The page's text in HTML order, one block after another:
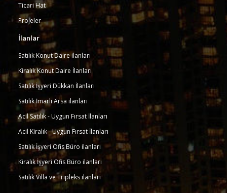
Ticari Hat
Projeler
İlanlar
Satılık Konut Daire ilanları
Kiralık Konut Daire İlanları
Satılık İşyeri Dükkan İlanları
Satılık İmarlı Arsa ilanları
Acil Satılık - Uygun Fırsat İlanları
Acil Kiralık - Uygun Fırsat İlanları
Satılık İşyeri Ofis Büro ilanları
Kiralık İşyeri Ofis Büro ilanları
Satılık Villa ve Tripleks ilanları